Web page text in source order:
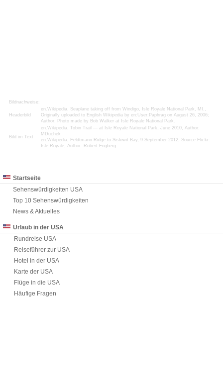
Bildnachweise:
Headerbild
en.Wikipedia, Seaplane taking off from Windigo, Isle Royale National Park, MI.,
Originally uploaded to English Wikipedia by en:User:Paphrag on August 26, 2006;
Author: Photo made by Bob Walker at Isle Royale National Park.
Bild im Text
en.Wikipedia, Tobin Trail — at Isle Royale National Park, June 2010, Author:
MDuchek
en.Wikipedia, Feldtmann Ridge to Siskiwit Bay, 9 September 2012, Source Flickr:
Isle Royale, Author: Robert Engberg
Startseite
Sehenswürdigkeiten USA
Top 10 Sehenswürdigkeiten
News & Aktuelles
Urlaub in der USA
Rundreise USA
Reiseführer zur USA
Hotel in der USA
Karte der USA
Flüge in die USA
Häufige Fragen